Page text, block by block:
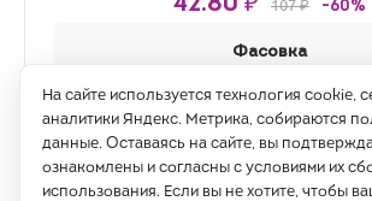
107 ₽ -60%
Фасовка
На сайте используется технология cookie,
аналитики Яндекс. Метрика, собираются
данные. Оставаясь на сайте, вы
ознакомлены и согласны с условиями их
использования. Если вы не хотите, чтобы